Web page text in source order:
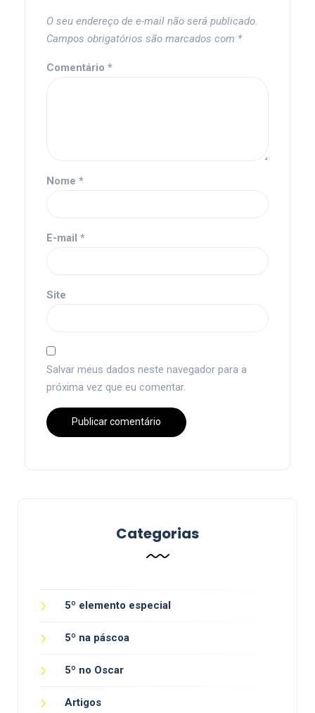
O seu endereço de e-mail não será publicado.
Campos obrigatórios são marcados com *
Comentário *
Nome *
E-mail *
Site
Salvar meus dados neste navegador para a
próxima vez que eu comentar.
Categorias
5º elemento especial
5º na páscoa
5º no Oscar
Artigos